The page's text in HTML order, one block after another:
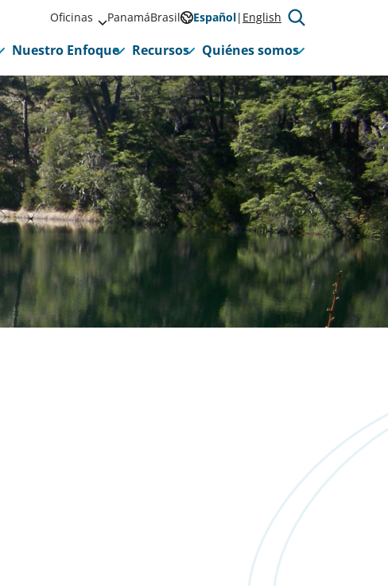
Oficinas PanamáBrasil Español English
Nuestro Enfoque Recursos Quiénes somos